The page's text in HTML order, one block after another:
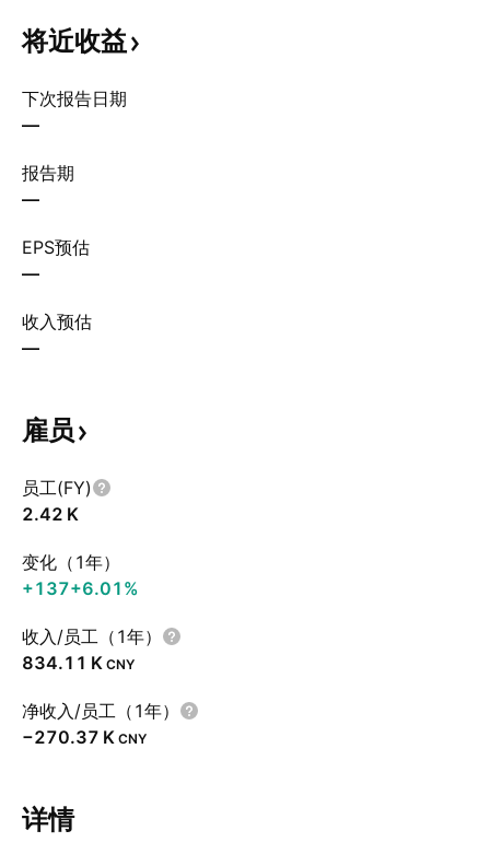
将近收益
下次报告日期
—
报告期
—
EPS预估
—
收入预估
—
雇员
员工(FY)
‪2.42 K‬
变化（1年）
+137+6.01%
收入/员工（1年）
‪834.11 K‬ CNY
净收入/员工（1年）
‪−270.37 K‬ CNY
详情